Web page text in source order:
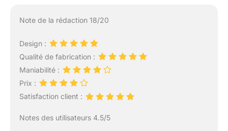
Note de la rédaction 18/20
Design :
Qualité de fabrication :
Maniabilité :
Prix :
Satisfaction client :
Notes des utilisateurs 4.5/5